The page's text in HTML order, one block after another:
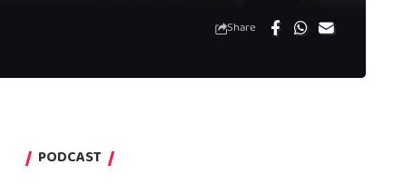
Share
PODCAST